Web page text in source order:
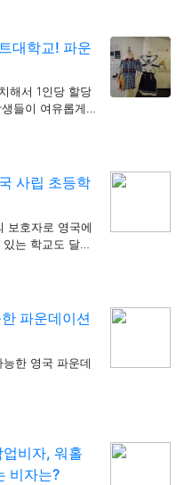
대학교! 파운
해서 1인당 할당
들이 여유롭게
습니다
사립 초등학
보호자로 영국에
는 학교도 달라
파운데이션
한 영국 파운데
비자, 워홀
비자는?